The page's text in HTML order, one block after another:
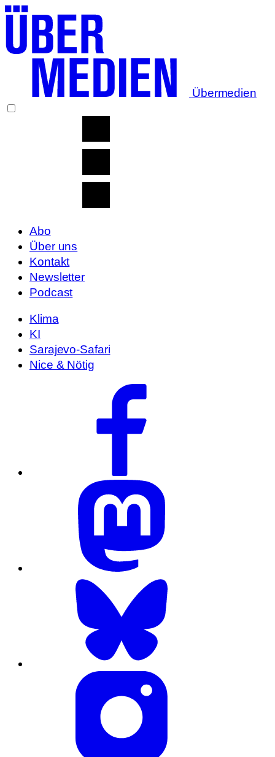
Übermedien
Abo
Über uns
Kontakt
Newsletter
Podcast
Klima
KI
Sarajevo-Safari
Nice & Nötig